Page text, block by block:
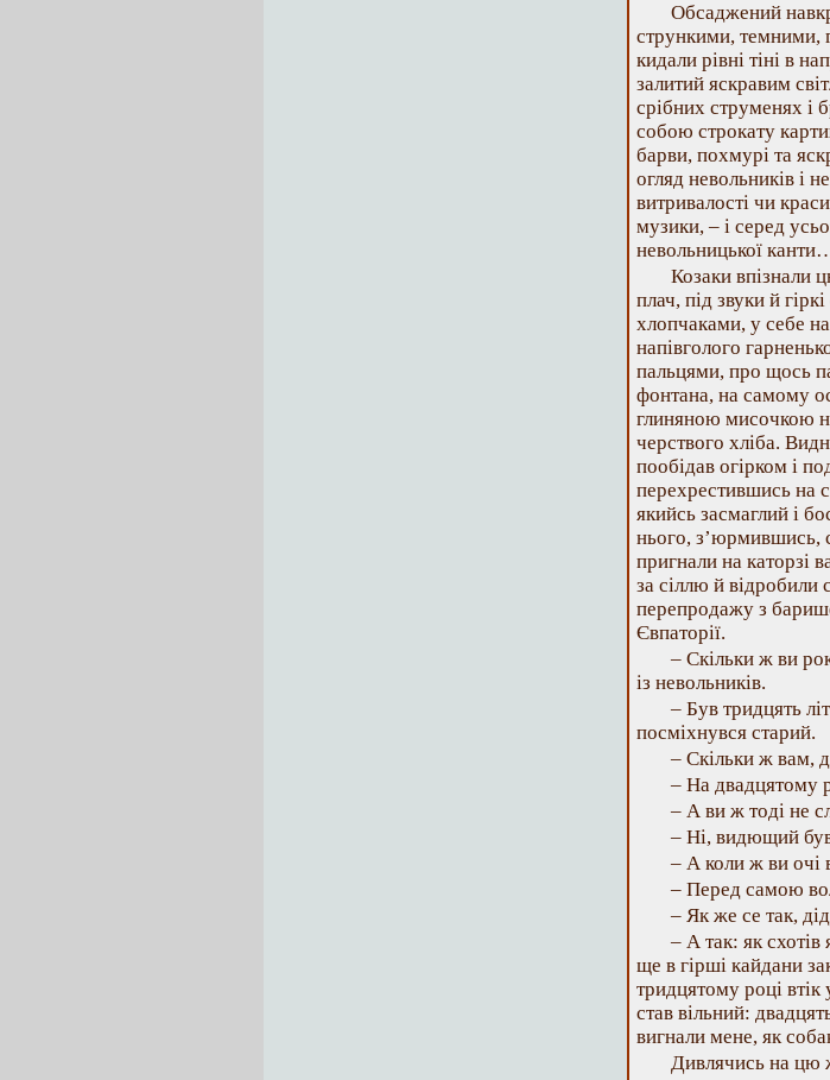
Обсаджений
стрункими,
кидали рівні тіні в
залитий яскравим
срібних струменях і
собою строкату
барви, похмурі та
огляд невольників і
витривалості чи
музики, – і серед
невольницької
Козаки впізнали
плач, під звуки й
хлопчаками, у себе
напівголого
пальцями, про щось
фонтана, на самому
глиняною мисочкою
черствого хліба.
пообідав огірком і
перехрестившись на
якийсь засмаглий і
нього, з’юрмившись,
пригнали на каторзі
за сіллю й відробили
перепродажу з
Євпаторії.
– Скільки ж ви
із невольників.
– Був тридцять
посміхнувся старий.
– Скільки ж вам,
– На двадцятому
– А ви ж тоді не
– Ні, видющий
– А коли ж ви очі
– Перед самою
– Як же се так,
– А так: як схотів
ще в гірші кайдани
тридцятому році
став вільний:
вигнали мене, як
Дивлячись на цю